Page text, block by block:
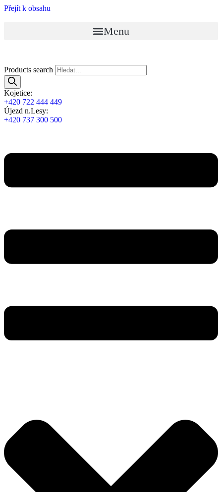
Přejít k obsahu
Menu
Products search
Kojetice:
+420 722 444 449
Újezd n.Lesy:
+420 737 300 500